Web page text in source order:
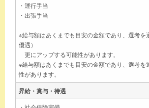
・運行手当
・出張手当
※給与額はあくまでも目安の金額であり、選考を
優遇）
更にアップする可能性があります。
※給与額はあくまでも目安の金額であり、選考を
性があります。
昇給・賞与・待遇